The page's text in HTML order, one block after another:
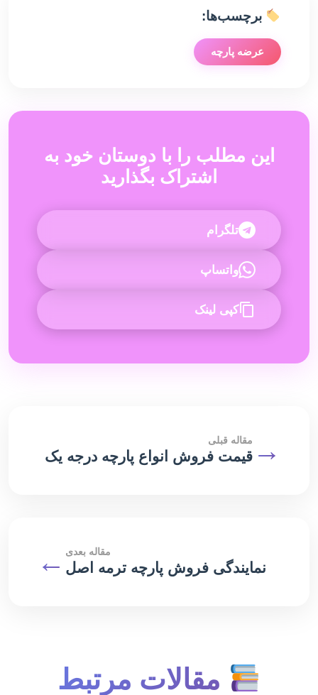
برچسب‌ها:
عرضه پارچه
این مطلب را با دوستان خود به
اشتراک بگذارید
تلگرام
واتساپ
کپی لینک
→ مقاله قبلی
قیمت فروش انواع پارچه درجه یک
مقاله بعدی
نمایندگی فروش پارچه ترمه اصل ←
مقالات مرتبط